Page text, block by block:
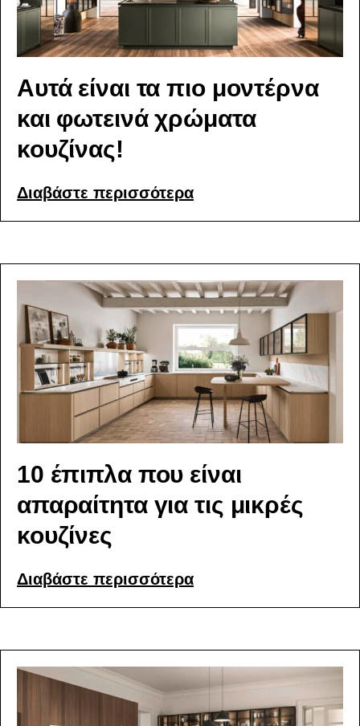
Αυτά είναι τα πιο μοντέρνα
και φωτεινά χρώματα
κουζίνας!
Διαβάστε περισσότερα
10 έπιπλα που είναι
απαραίτητα για τις μικρές
κουζίνες
Διαβάστε περισσότερα